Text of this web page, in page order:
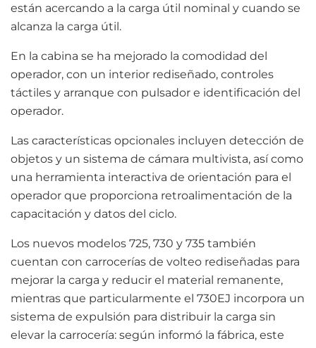
están acercando a la carga útil nominal y cuando se
alcanza la carga útil.
En la cabina se ha mejorado la comodidad del
operador, con un interior rediseñado, controles
táctiles y arranque con pulsador e identificación del
operador.
Las características opcionales incluyen detección de
objetos y un sistema de cámara multivista, así como
una herramienta interactiva de orientación para el
operador que proporciona retroalimentación de la
capacitación y datos del ciclo.
Los nuevos modelos 725, 730 y 735 también
cuentan con carrocerías de volteo rediseñadas para
mejorar la carga y reducir el material remanente,
mientras que particularmente el 730EJ incorpora un
sistema de expulsión para distribuir la carga sin
elevar la carrocería: según informó la fábrica, este